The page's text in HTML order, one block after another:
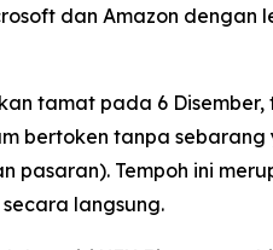
dan Amazon
tamat pada 6
bertoken tanpa
pasaran). Tempoh ini
langsung.